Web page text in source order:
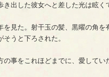
出した彼女へと差した光は眩く
見た。射干玉の髪、黒曜の角を
うと下ろされた。
をこれほどまでに、愛してい